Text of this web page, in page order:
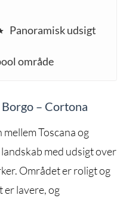
Panoramisk udsigt
område
Borgo – Cortona
Toscana og
med udsigt over
Området er roligt og
lavere, og